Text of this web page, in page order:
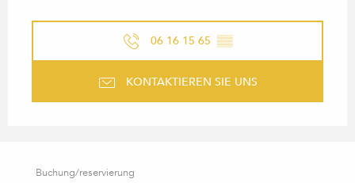
06 16 15 65 ▒▒
KONTAKTIEREN SIE UNS
Buchung/reservierung